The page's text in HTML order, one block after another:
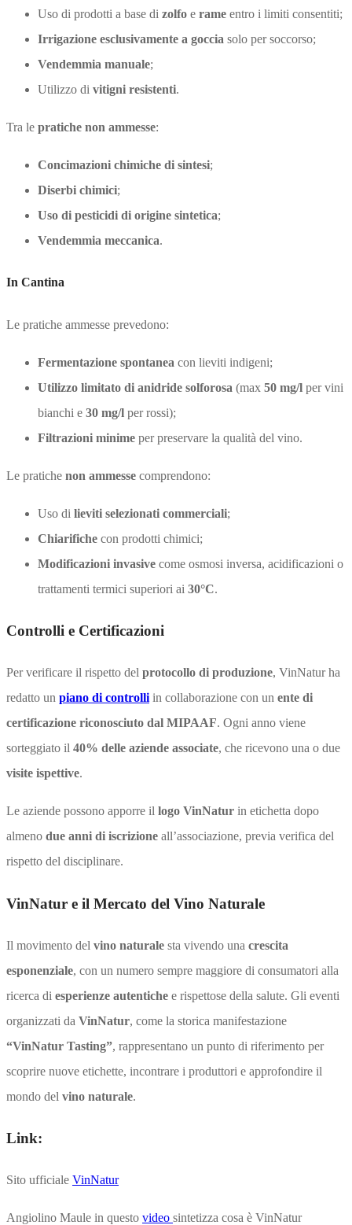
Uso di prodotti a base di zolfo e rame entro i limiti consentiti;
Irrigazione esclusivamente a goccia solo per soccorso;
Vendemmia manuale;
Utilizzo di vitigni resistenti.
Tra le pratiche non ammesse:
Concimazioni chimiche di sintesi;
Diserbi chimici;
Uso di pesticidi di origine sintetica;
Vendemmia meccanica.
In Cantina
Le pratiche ammesse prevedono:
Fermentazione spontanea con lieviti indigeni;
Utilizzo limitato di anidride solforosa (max 50 mg/l per vini
bianchi e 30 mg/l per rossi);
Filtrazioni minime per preservare la qualità del vino.
Le pratiche non ammesse comprendono:
Uso di lieviti selezionati commerciali;
Chiarifiche con prodotti chimici;
Modificazioni invasive come osmosi inversa, acidificazioni o
trattamenti termici superiori ai 30°C.
Controlli e Certificazioni
Per verificare il rispetto del protocollo di produzione, VinNatur ha
redatto un piano di controlli in collaborazione con un ente di
certificazione riconosciuto dal MIPAAF. Ogni anno viene
sorteggiato il 40% delle aziende associate, che ricevono una o due
visite ispettive.
Le aziende possono apporre il logo VinNatur in etichetta dopo
almeno due anni di iscrizione all’associazione, previa verifica del
rispetto del disciplinare.
VinNatur e il Mercato del Vino Naturale
Il movimento del vino naturale sta vivendo una crescita
esponenziale, con un numero sempre maggiore di consumatori alla
ricerca di esperienze autentiche e rispettose della salute. Gli eventi
organizzati da VinNatur, come la storica manifestazione
“VinNatur Tasting”, rappresentano un punto di riferimento per
scoprire nuove etichette, incontrare i produttori e approfondire il
mondo del vino naturale.
Link:
Sito ufficiale VinNatur
Angiolino Maule in questo video sintetizza cosa è VinNatur